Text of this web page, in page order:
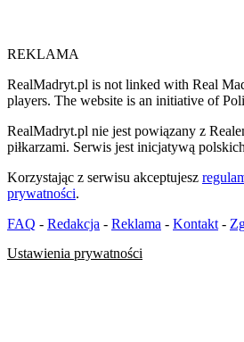
REKLAMA
RealMadryt.pl is not linked with Real
players. The website is an initiative of
RealMadryt.pl nie jest powiązany z
piłkarzami. Serwis jest inicjatywą
Korzystając z serwisu akceptujesz
prywatności.
FAQ - Redakcja - Reklama - Kontakt -
Ustawienia prywatności